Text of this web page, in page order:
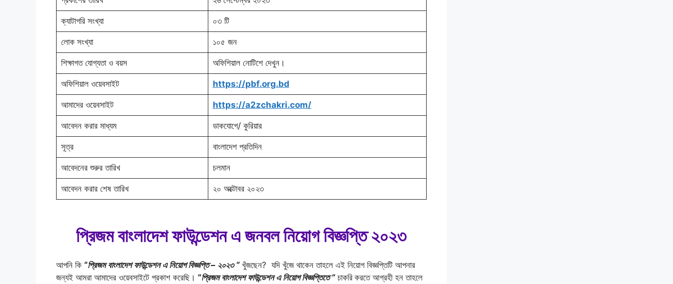
ক্যাটাগরি সংখ্যা ০৩ টি
লোক সংখ্যা ১০৫ জন
শিক্ষাগত যোগ্যতা ও বয়স অফিশিয়াল নোটিশে দেখুন।
অফিশিয়াল ওয়েবসাইট https://pbf.org.bd
আমাদের ওয়েবসাইট https://a2zchakri.com/
আবেদন করার মাধ্যম ডাকযোগে/ কুরিয়ার
সূত্র বাংলাদেশ প্রতিদিন
আবেদনের শুরুর তারিখ চলমান
আবেদন করার শেষ তারিখ ২০ অক্টোবর ২০২৩
প্রিজম বাংলাদেশ ফাউন্ডেশন এ জনবল নিয়োগ বিজ্ঞপ্তি ২০২৩
আপনি কি “প্রিজম বাংলাদেশ ফাউন্ডেশন এ নিয়োগ বিজ্ঞপ্তি – ২০২৩ “খুঁজছেন? যদি খুঁজে থাকেন তাহলে এই নিয়োগ বিজ্ঞপ্তিটি আপনার
জন্যই আমরা আমাদের ওয়েবসাইটে প্রকাশ করেছি। “প্রিজম বাংলাদেশ ফাউন্ডেশন এ নিয়োগ বিজ্ঞপ্তিতে ”চাকরি করতে আগ্রহী হন তাহলে